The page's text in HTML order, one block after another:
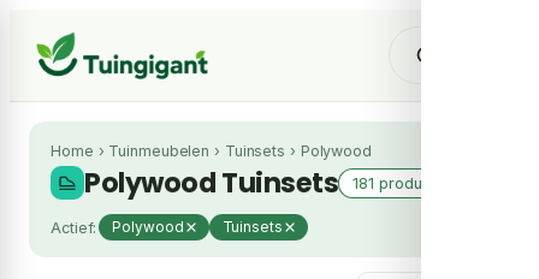
Home › Tuinmeubelen › Tuinsets › Polywood
Polywood Tuinsets 181 producten
Actief: Polywood Tuinsets